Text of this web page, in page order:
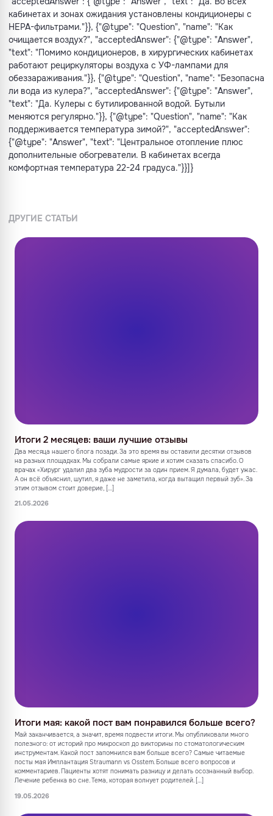
кабинетах и зонах ожидания установлены кондиционеры с
HEPA-фильтрами."}}, {"@type": "Question", "name": "Как
очищается воздух?", "acceptedAnswer": {"@type": "Answer",
"text": "Помимо кондиционеров, в хирургических кабинетах
работают рециркуляторы воздуха с УФ-лампами для
обеззараживания."}}, {"@type": "Question", "name": "Безопасна
ли вода из кулера?", "acceptedAnswer": {"@type": "Answer",
"text": "Да. Кулеры с бутилированной водой. Бутыли
меняются регулярно."}}, {"@type": "Question", "name": "Как
поддерживается температура зимой?", "acceptedAnswer":
{"@type": "Answer", "text": "Центральное отопление плюс
дополнительные обогреватели. В кабинетах всегда
комфортная температура 22-24 градуса."}}]}
ДРУГИЕ СТАТЬИ
Итоги 2 месяцев: ваши лучшие отзывы
Два месяца нашего блога позади. За это время вы оставили десятки отзывов
на разных площадках. Мы собрали самые яркие и хотим сказать спасибо. О
врачах «Хирург удалил два зуба мудрости за один прием. Я думала, будет ужас.
А он всё объяснил, шутил, я даже не заметила, когда вытащил первый зуб». За
этим отзывом стоит доверие, […]
21.05.2026
Итоги мая: какой пост вам понравился больше всего?
Май заканчивается, а значит, время подвести итоги. Мы опубликовали много
полезного: от историй про микроскоп до викторины по стоматологическим
инструментам. Какой пост запомнился вам больше всего? Самые читаемые
посты мая Имплантация Straumann vs Osstem. Больше всего вопросов и
комментариев. Пациенты хотят понимать разницу и делать осознанный выбор.
Лечение ребенка во сне. Тема, которая волнует родителей. […]
19.05.2026